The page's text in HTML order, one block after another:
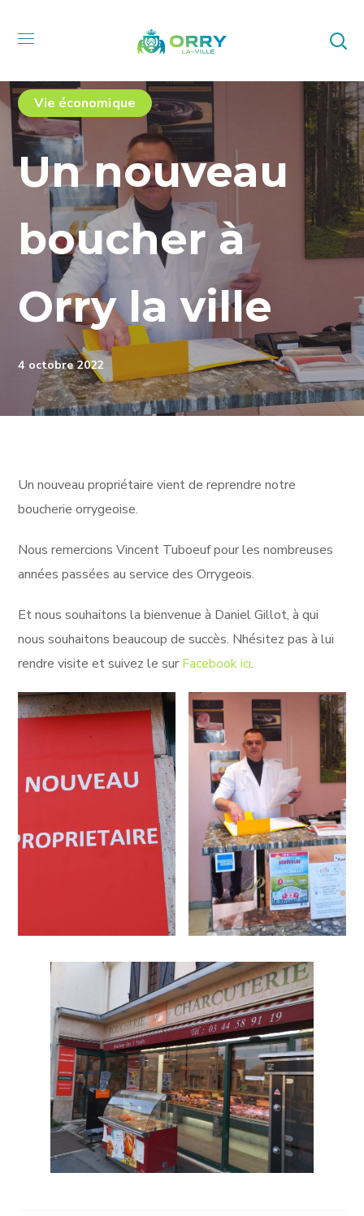
Vie économique
Un nouveau
boucher à
Orry la ville
4 octobre 2022
Un nouveau propriétaire vient de reprendre notre
boucherie orrygeoise.
Nous remercions Vincent Tuboeuf pour les nombreuses
années passées au service des Orrygeois.
Et nous souhaitons la bienvenue à Daniel Gillot, à qui
nous souhaitons beaucoup de succès. Nhésitez pas à lui
rendre visite et suivez le sur Facebook ici.